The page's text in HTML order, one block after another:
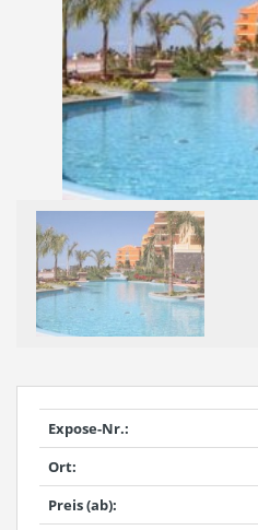
Expose-Nr.:
Ort:
Preis (ab):